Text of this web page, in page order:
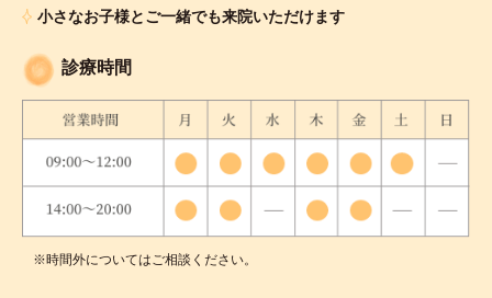
小さなお子様とご一緒でも来院いただけます
診療時間
※時間外についてはご相談ください。